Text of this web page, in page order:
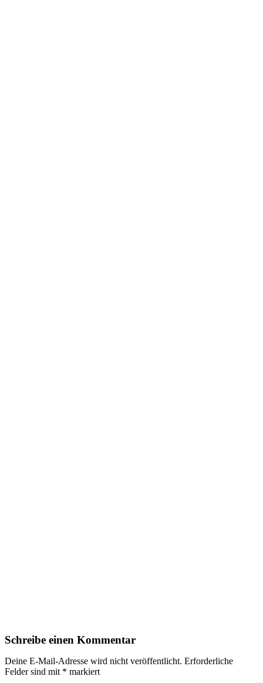
Schreibe einen Kommentar
Deine E-Mail-Adresse wird nicht veröffentlicht. Erforderliche
Felder sind mit * markiert